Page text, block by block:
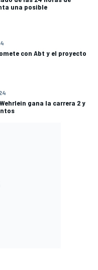
una posible
con Abt y el proyecto
gana la carrera 2 y